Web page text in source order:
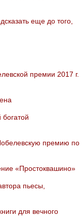
еще до того,
премии 2017 г.
премию по
«Простоквашино»
пьесы,
для вечного